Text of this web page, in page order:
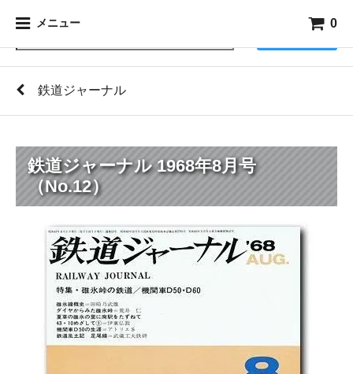
メニュー 0
鉄道ジャーナル
鉄道ジャーナル 1968年8月号
（No.12）